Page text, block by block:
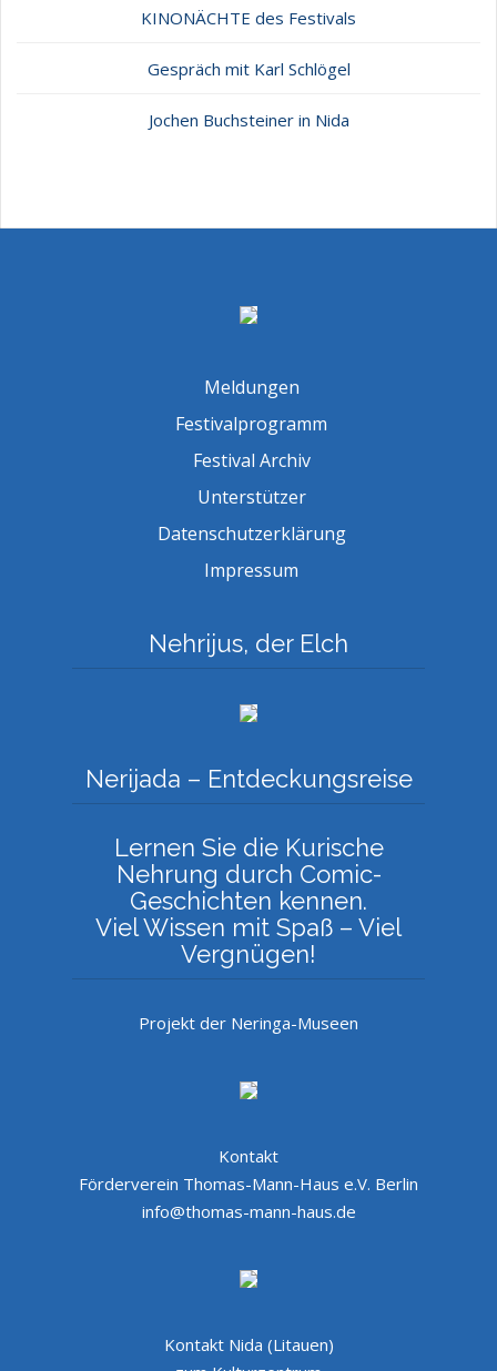
KINONÄCHTE des Festivals
Gespräch mit Karl Schlögel
Jochen Buchsteiner in Nida
Meldungen
Festivalprogramm
Festival Archiv
Unterstützer
Datenschutzerklärung
Impressum
Nehrijus, der Elch
Nerijada – Entdeckungsreise
Lernen Sie die Kurische
Nehrung durch Comic-
Geschichten kennen.
Viel Wissen mit Spaß – Viel
Vergnügen!
Projekt der Neringa-Museen
Kontakt
Förderverein Thomas-Mann-Haus e.V. Berlin
info@thomas-mann-haus.de
Kontakt Nida (Litauen)